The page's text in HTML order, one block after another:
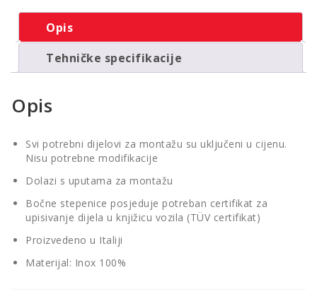
certifikatom
količinaOpis
Tehničke specifikacije
Opis
Svi potrebni dijelovi za montažu su uključeni u cijenu.
Nisu potrebne modifikacije
Dolazi s uputama za montažu
Bočne stepenice posjeduje potreban certifikat za
upisivanje dijela u knjižicu vozila (TÜV certifikat)
Proizvedeno u Italiji
Materijal: Inox 100%